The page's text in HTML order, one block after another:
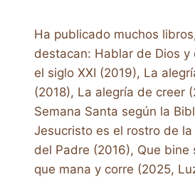
Ha publicado muchos
destacan: Hablar de Dios y
el siglo XXI (2019), La
(2018), La alegría de creer
Semana Santa según la
Jesucristo es el rostro de
del Padre (2016), Que bine
que mana y corre (2025,